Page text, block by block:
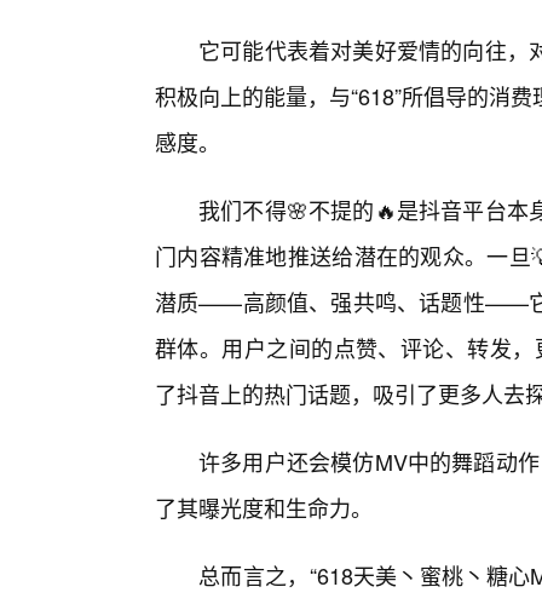
它可能代表着对美好爱情的向往
积极向上的能量，与“618”所倡导的消
感度。
我们不得🌸不提的🔥是抖音平台
门内容精准地推送给潜在的观众。一旦
潜质——高颜值、强共鸣、话题性——
群体。用户之间的点赞、评论、转发
了抖音上的热门话题，吸引了更多人去
许多用户还会模仿MV中的舞蹈动
了其曝光度和生命力。
总而言之，“618天美丶蜜桃丶糖